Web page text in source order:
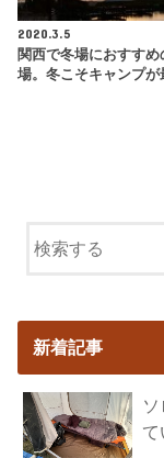
2020.3.5
関西で冬場におすす
場。冬こそキャンプが
新着記事
て